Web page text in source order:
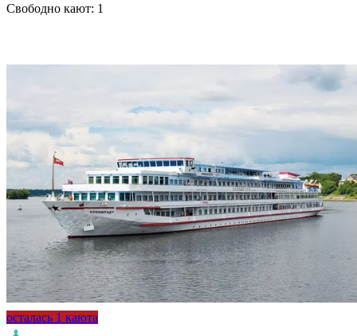
Свободно кают: 1
осталась 1 каюта